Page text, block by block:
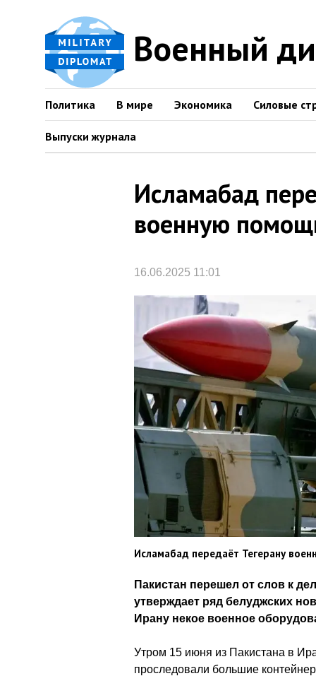
Военный
Политика В мире Экономика Силовые
Выпуски журнала
Исламабад
военную
16.06.2025 11:01
Исламабад передаёт Тегерану
Пакистан перешел от слов к
утверждает ряд белуджских
Ирану некое военное
Утром 15 июня из Пакистана в
проследовали большие